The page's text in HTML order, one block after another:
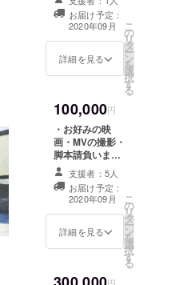
望・名前（ある
いは会社名）」
とご入力お願い
いたします。希
望しない場合は
備考欄に「希望
ください。
公式パンフレッ
ト ・本編ＤＶＤ
・映画メインビ
ジュアルの写真
データ ・製本済
のnote全話閲覧
権 ・エンドロー
ルにお名前を記
載（希望者の
み） ※リターン
決済時画面の
「備考欄」に
「名前掲載希
望・名前（ある
いは会社名）」
とご入力お願い
いたします。希
備考欄に「希望
お届け予定：
2020年09月
詳細を見る
こ
の
リ
タ
ー
ン
を
選
択
す
る
100,000円
・お好みの映
画・MVの撮影・
脚本請負います
（30分以内）
（ロケ地費含む
諸経費は支援者
様負担） ・プロ
カメラマンによ
る、あなたのス
支援者：5人
お届け予定：
2020年09月
詳細を見る
こ
の
リ
タ
ー
ン
を
選
択
す
る